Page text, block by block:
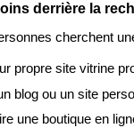
derrière la
cherchent
propre site vitrine
blog ou un site
une boutique en